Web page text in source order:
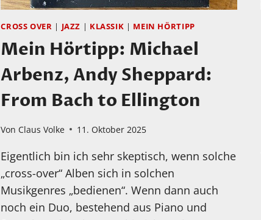
CROSS OVER | JAZZ | KLASSIK | MEIN HÖRTIPP
Mein Hörtipp: Michael
Arbenz, Andy Sheppard:
From Bach to Ellington
Von Claus Volke 11. Oktober 2025
Eigentlich bin ich sehr skeptisch, wenn solche
„cross-over“ Alben sich in solchen
Musikgenres „bedienen“. Wenn dann auch
noch ein Duo, bestehend aus Piano und